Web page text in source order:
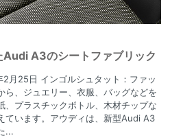
A3のシートファブリック
2月25日 インゴルシュタット：ファッ
ら、ジュエリー、衣服、バッグなどを
、プラスチックボトル、木材チップな
ています。アウディは、新型Audi A3
...